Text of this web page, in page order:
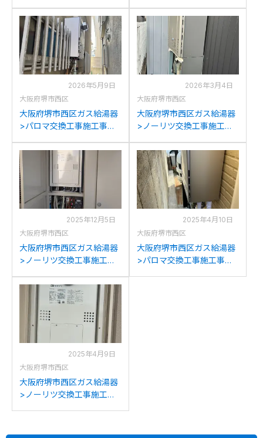
A2800SAWからリンナイ
RUF-K2406SAW(A)への交
換
C2436(S)AWXからノーリ
ツGTH-C2461SAW3H-1BL
への交換
2026年5月9日
大阪府堺市西区
大阪府堺市西区ガス給湯器
>パロマ交換工事施工事
らパロマFH-2023SAW-1へ
の交換
2026年3月4日
大阪府堺市西区
大阪府堺市西区ガス給湯器
>ノーリツ交換工事施工事
2428SAWXからノーリツ
GT-C2472SAW BLへの交
換
2025年12月5日
大阪府堺市西区
大阪府堺市西区ガス給湯器
>ノーリツ交換工事施工事
2434SAWX6H-Hからノー
リツGTH-2454AW3H-H BL
への交換
2025年4月10日
大阪府堺市西区
大阪府堺市西区ガス給湯器
>パロマ交換工事施工事
2025年4月9日
大阪府堺市西区
大阪府堺市西区ガス給湯器
>ノーリツ交換工事施工事